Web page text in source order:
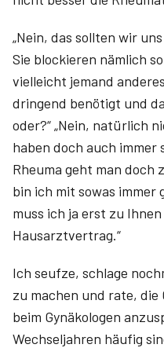
„Nein, das sollten wir
Sie blockieren nämlich
vielleicht jemand
dringend benötigt und
oder?“ „Nein, natürlich
haben doch auch immer
Rheuma geht man doch
bin ich mit sowas
muss ich ja erst zu
Hausarztvertrag.“
Ich seufze, schlage
zu machen und rate, die
beim Gynäkologen
Wechseljahren häufig